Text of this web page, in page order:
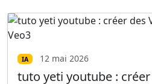
IA 12 mai 2026
tuto yeti youtube :